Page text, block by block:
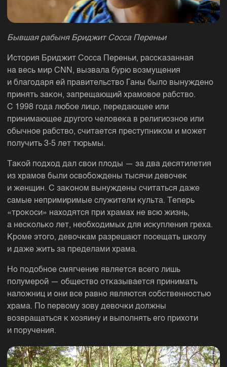
Бывшая рабыня Бриджит Сосса Переньи
История Бриджит Сосса Переньи, рассказанная
на весь мир CNN, вызвала бурю возмущения
и благодаря ей правительство Ганы было вынуждено
принять закон, запрещающий храмовое рабство.
С 1998 года любое лицо, передающее или
принимающее другого человека в религиозное или
обычное рабство, считается преступником и может
получить 3-5 лет тюрьмы.
Такой подход дал свои плоды — за два десятилетия
из храмов были освобождены тысячи девочек
и женщин. С законом вынуждены считаться даже
самые непримиримые служители культа. Теперь
«трокоси» находятся при храмах не всю жизнь,
а несколько лет, необходимых для искупления греха.
Кроме этого, девочкам разрешают посещать школу
и даже жить за пределами храма.
Но подобное смягчение является всего лишь
полумерой — общество отказывается принимать
наложниц и они все равно являются собственностью
храма. По первому зову девочки должны
возвращаться к хозяину и выполнять его прихоти
и поручения.